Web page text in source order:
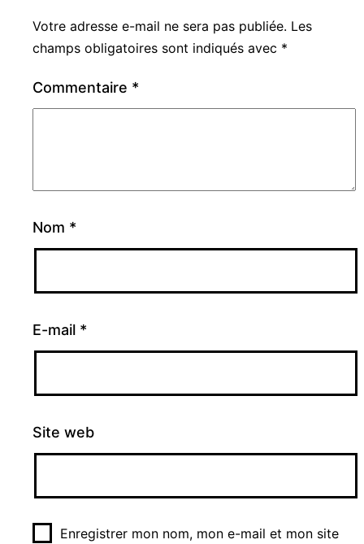
Votre adresse e-mail ne sera pas publiée. Les
champs obligatoires sont indiqués avec *
Commentaire *
Nom *
E-mail *
Site web
Enregistrer mon nom, mon e-mail et mon site